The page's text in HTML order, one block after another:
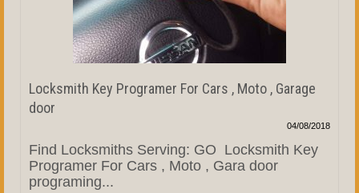
Locksmith Key Programer For Cars , Moto , Garage
door
04/08/2018
Find Locksmiths Serving: GO Locksmith Key
Programer For Cars , Moto , Gara door
programing...